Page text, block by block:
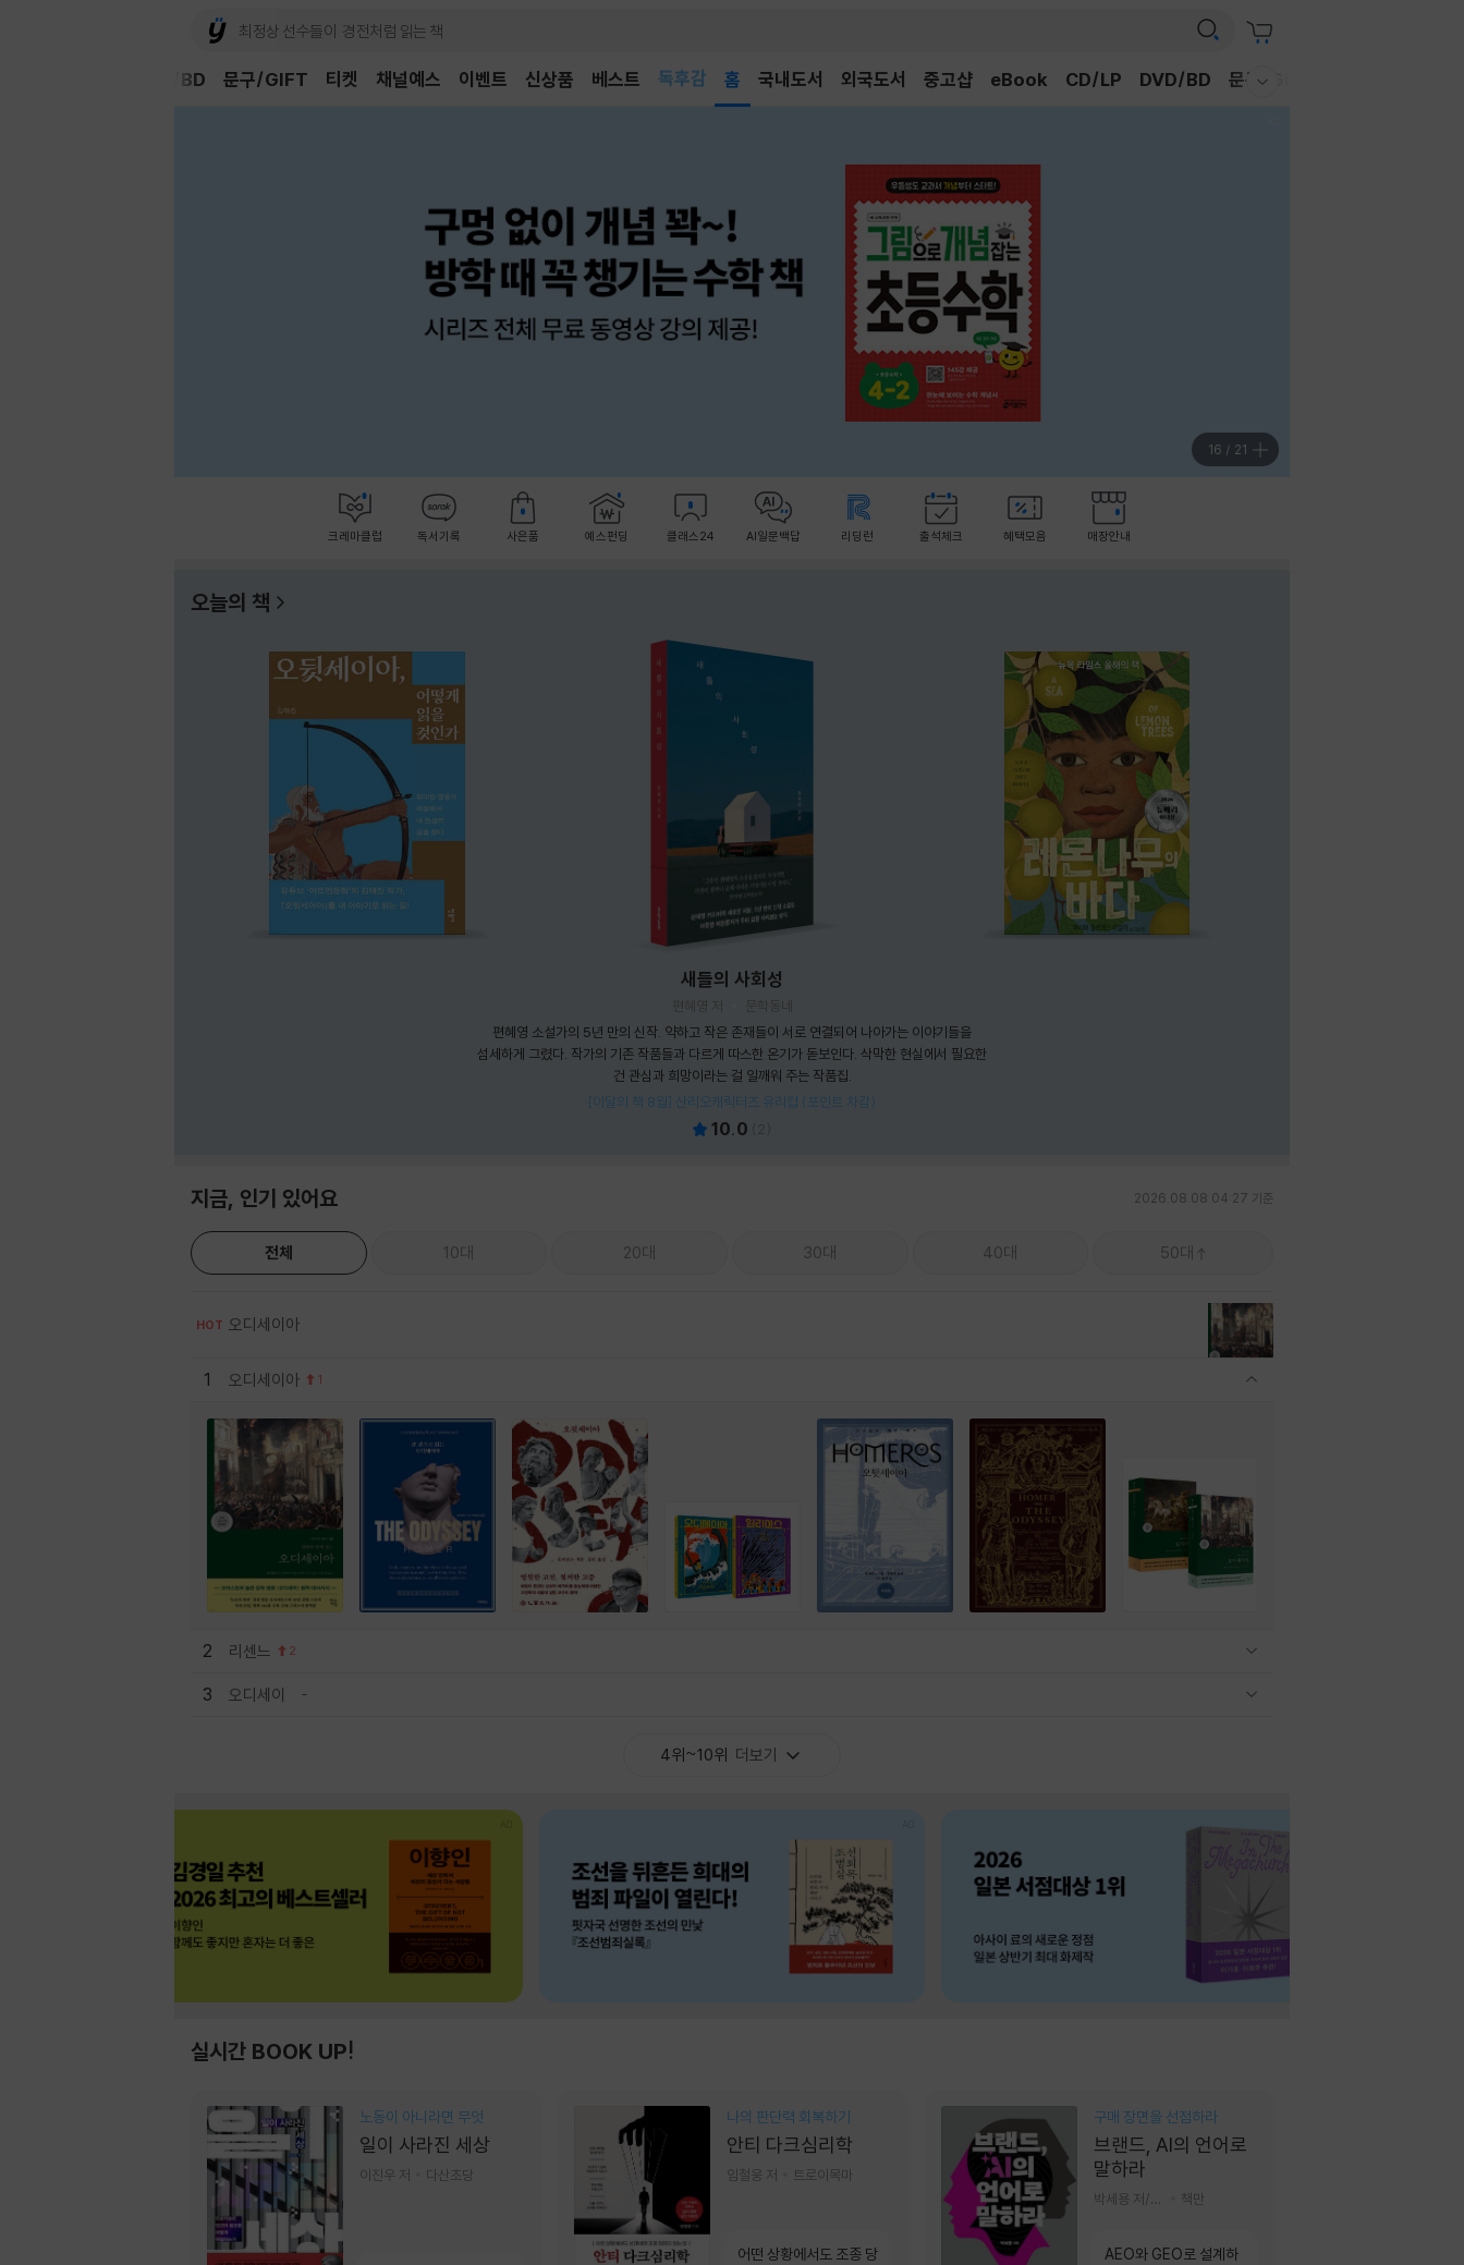
채널예스 이벤트 신상품 베스트
어린이
홈 국내도서 외국도서 중고샵 eBook CD/LP DVD/BD 문구/GIFT
DVD/BD 문구/GIFT 티켓
16 / 21
크레마클럽 독서기록 사은품 예스펀딩 클래스24 AI일문백답 리딩런 출석체크 혜택모음 매장안내
오늘의 책
새들의 사회성
편혜영 소설가의 5년 만의 신작. 약하고 작은 존재들이 서로 연결되어 나아가는 이야기들을
섬세하게 그렸다. 작가의 기존 작품들과 다르게 따스한 온기가 돋보인다. 삭막한 현실에서 필요한
건 관심과 희망이라는 걸 일깨워 주는 작품집.
[이달의 책 8월] 산리오캐릭터즈 유리컵 (포인트 차감)
10.0
지금, 인기 있어요 2026.08.08 04:27 기준
전체 10대 20대 30대 40대 50대
HOT 오디세이아
1 오디세이아 1
2 리센느 2
3 오디세이
4위~10위 더보기
실시간 BOOK UP!
노동이 아니라면 무엇
일이 사라진 세상
이진우 저 다산초당
나의 판단력 회복하기
안티 다크심리학
임철웅 저 트로이목마
어떤 상황에서도 조종 당
구매 장면을 선점하라
브랜드, AI의 언어로
말하라
책만
AEO와 GEO로 설계하